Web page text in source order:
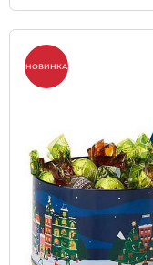
НОВИНКА